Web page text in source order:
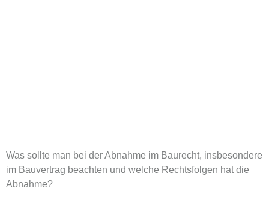
Was sollte man bei der Abnahme im Baurecht, insbesondere
im Bauvertrag beachten und welche Rechtsfolgen hat die
Abnahme?